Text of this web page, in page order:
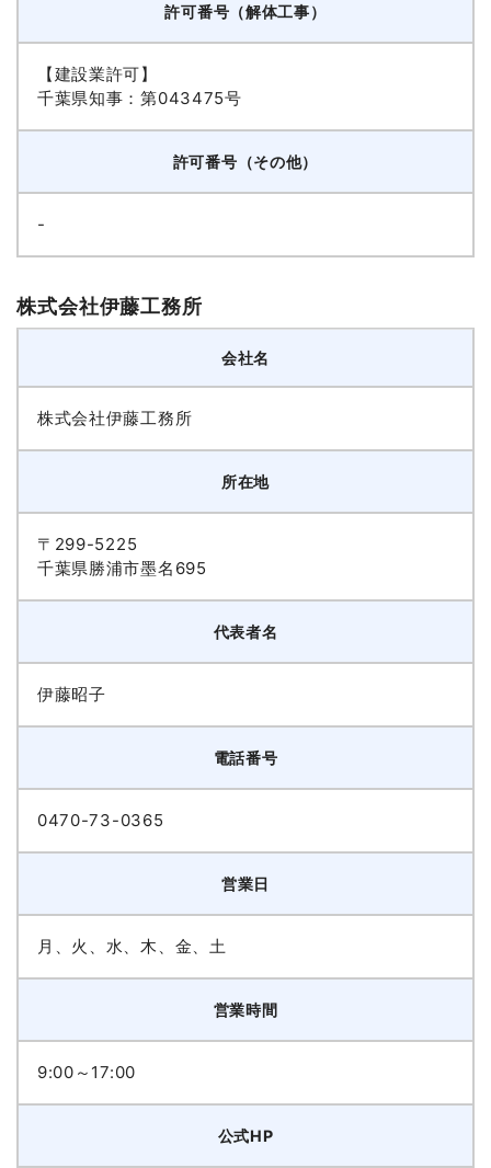
許可番号（解体工事）
【建設業許可】
千葉県知事：第043475号
許可番号（その他）
-
株式会社伊藤工務所
会社名
株式会社伊藤工務所
所在地
〒299-5225
千葉県勝浦市墨名695
代表者名
伊藤昭子
電話番号
0470-73-0365
営業日
月、火、水、木、金、土
営業時間
9:00～17:00
公式HP